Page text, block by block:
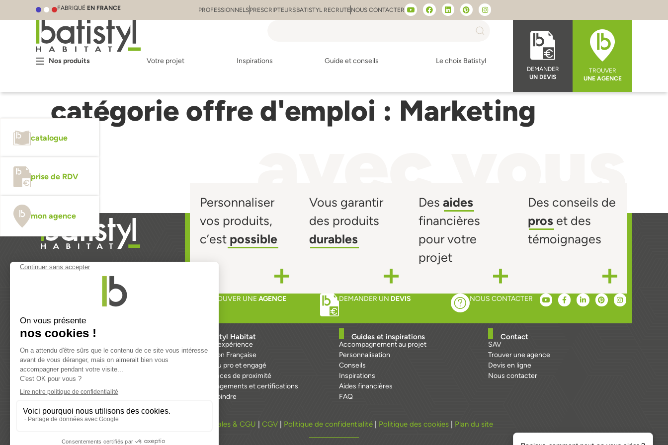
FABRIQUÉ EN FRANCE PROFESSIONNELSPRESCRIPTEURSBATISTYL RECRUTE NOUS CONTACTER
Nos produits Votre projet Inspirations Guide et conseils Le choix Batistyl
DEMANDER
UN DEVIS
TROUVER
UNE AGENCE
catalogue
prise de RDV
mon agence
catégorie offre d'emploi : Marketing
Personnaliser
vos produits,
c’est possible
Vous garantir
des produits
durables
Des aides
financières
pour votre
projet
Des conseils de
pros et des
témoignages
TROUVER UNEAGENCE DEMANDER UN DEVIS NOUS CONTACTER
Produits
Baies vitrées
Volets
Domotique
Batistyl Habitat
30 ans d’expérience
Fabrication Française
Un réseau pro et engagé
Nos agences de proximité
Nos engagements et certifications
Nous rejoindre
Guides et inspirations
Accompagnement au projet
Personnalisation
Conseils
Inspirations
Aides financières
FAQ
Contact
SAV
Trouver une agence
Devis en ligne
Nous contacter
Mentions légales & CGU CGV Politique de confidentialité Politique des cookies Plan du site